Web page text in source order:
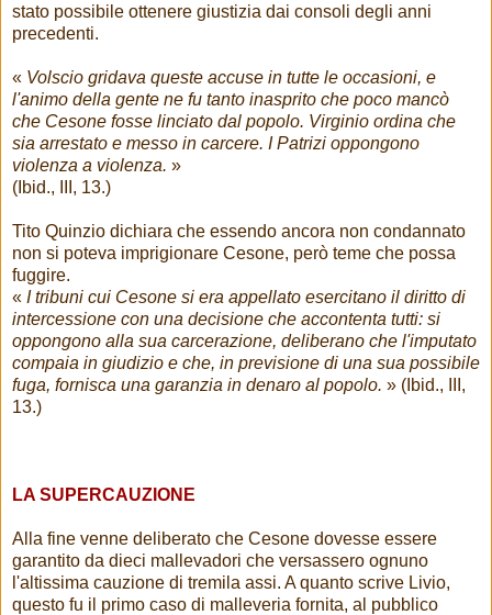
stato possibile ottenere giustizia dai consoli degli anni
precedenti.
« Volscio gridava queste accuse in tutte le occasioni, e
l'animo della gente ne fu tanto inasprito che poco mancò
che Cesone fosse linciato dal popolo. Virginio ordina che
sia arrestato e messo in carcere. I Patrizi oppongono
violenza a violenza. »
(Ibid., III, 13.)
Tito Quinzio dichiara che essendo ancora non condannato
non si poteva imprigionare Cesone, però teme che possa
fuggire.
« I tribuni cui Cesone si era appellato esercitano il diritto di
intercessione con una decisione che accontenta tutti: si
oppongono alla sua carcerazione, deliberano che l'imputato
compaia in giudizio e che, in previsione di una sua possibile
fuga, fornisca una garanzia in denaro al popolo. » (Ibid., III,
13.)
LA SUPERCAUZIONE
Alla fine venne deliberato che Cesone dovesse essere
garantito da dieci mallevadori che versassero ognuno
l'altissima cauzione di tremila assi. A quanto scrive Livio,
questo fu il primo caso di malleveria fornita, al pubblico